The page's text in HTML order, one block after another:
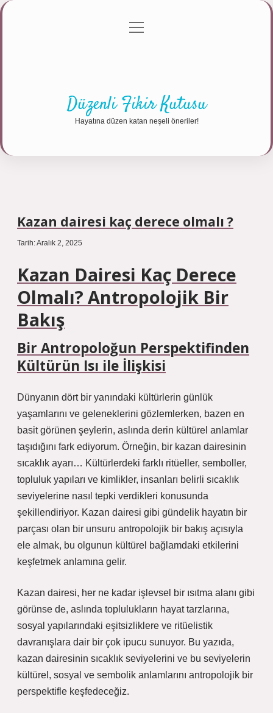
Gizlilik Politikası
menüyü
Düzenli Fikir Kutusu
Hayatına düzen katan neşeli öneriler!
Kazan dairesi kaç derece olmalı ?
Tarih: Aralık 2, 2025
Kazan Dairesi Kaç Derece
Olmalı? Antropolojik Bir
Bakış
Bir Antropoloğun Perspektifinden
Kültürün Isı ile İlişkisi
Dünyanın dört bir yanındaki kültürlerin günlük
yaşamlarını ve geleneklerini gözlemlerken, bazen en
basit görünen şeylerin, aslında derin kültürel anlamlar
taşıdığını fark ediyorum. Örneğin, bir kazan dairesinin
sıcaklık ayarı… Kültürlerdeki farklı ritüeller, semboller,
topluluk yapıları ve kimlikler, insanları belirli sıcaklık
seviyelerine nasıl tepki verdikleri konusunda
şekillendiriyor. Kazan dairesi gibi gündelik hayatın bir
parçası olan bir unsuru antropolojik bir bakış açısıyla
ele almak, bu olgunun kültürel bağlamdaki etkilerini
keşfetmek anlamına gelir.
Kazan dairesi, her ne kadar işlevsel bir ısıtma alanı gibi
görünse de, aslında toplulukların hayat tarzlarına,
sosyal yapılarındaki eşitsizliklere ve ritüelistik
davranışlara dair bir çok ipucu sunuyor. Bu yazıda,
kazan dairesinin sıcaklık seviyelerini ve bu seviyelerin
kültürel, sosyal ve sembolik anlamlarını antropolojik bir
perspektifle keşfedeceğiz.